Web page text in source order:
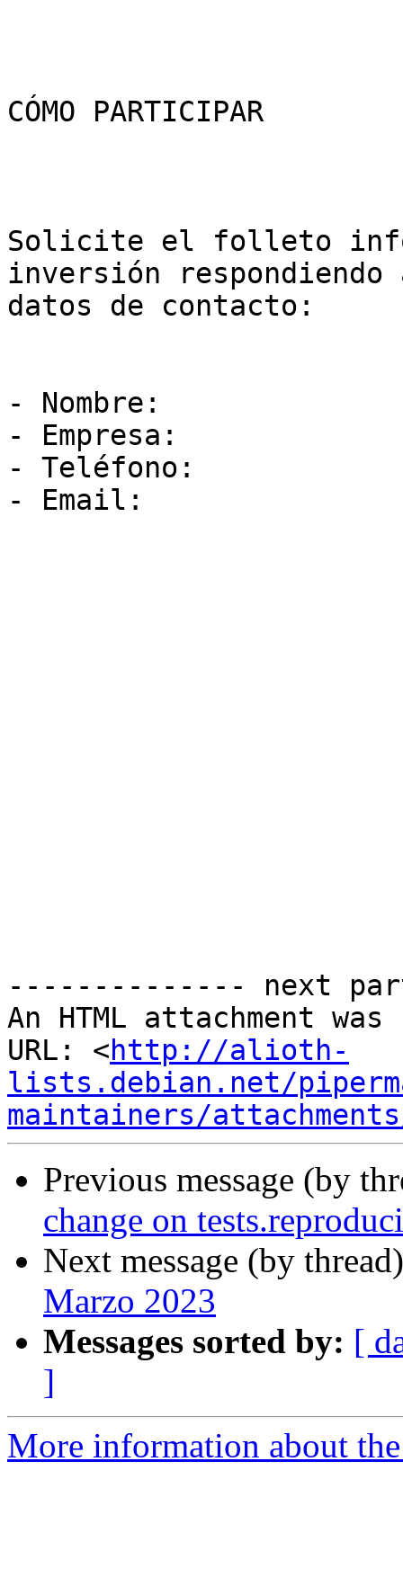
CÓMO PARTICIPAR
Solicite el folleto
inversión
datos de contacto:
- Nombre:
- Empresa:
- Teléfono:
- Email:
-------------- next
An HTML attachment
URL: <http://alioth-
lists.debian.net/
maintainers/
Previous message (by
change on
Next message (by
Marzo 2023
Messages sorted by: [
]
More information about